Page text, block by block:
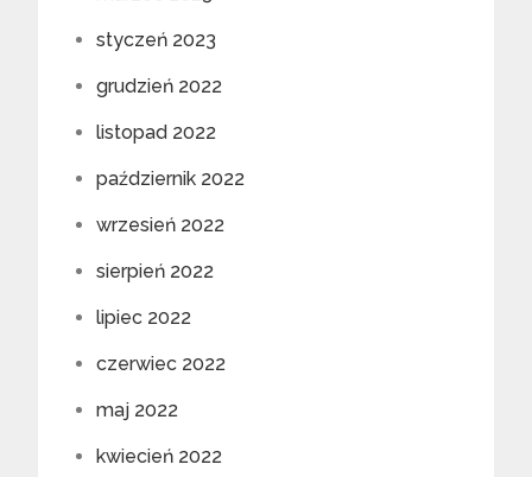
styczeń 2023
grudzień 2022
listopad 2022
październik 2022
wrzesień 2022
sierpień 2022
lipiec 2022
czerwiec 2022
maj 2022
kwiecień 2022